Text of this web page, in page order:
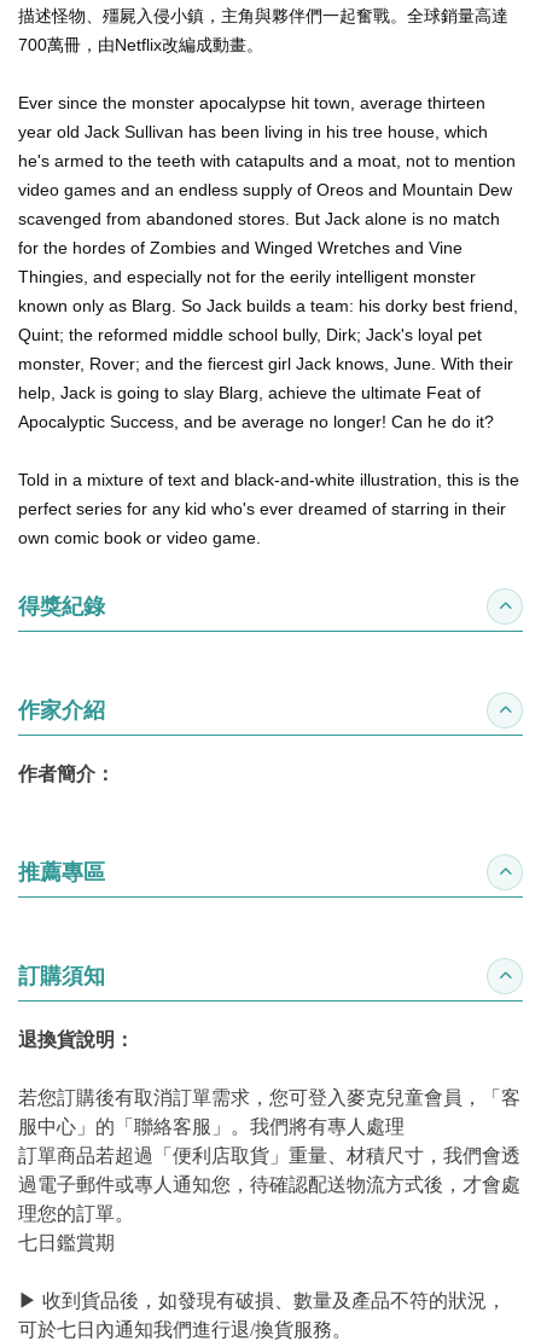
描述怪物、殭屍入侵小鎮，主角與夥伴們一起奮戰。全球銷量高達
700萬冊，由Netflix改編成動畫。
Ever since the monster apocalypse hit town, average thirteen
year old Jack Sullivan has been living in his tree house, which
he's armed to the teeth with catapults and a moat, not to mention
video games and an endless supply of Oreos and Mountain Dew
scavenged from abandoned stores. But Jack alone is no match
for the hordes of Zombies and Winged Wretches and Vine
Thingies, and especially not for the eerily intelligent monster
known only as Blarg . So Jack builds a team: his dorky best friend,
Quint; the reformed middle school bully, Dirk; Jack's loyal pet
monster, Rover; and the fiercest girl Jack knows, June. With their
help, Jack is going to slay Blarg, achieve the ultimate Feat of
Apocalyptic Success, and be average no longer! Can he do it?
Told in a mixture of text and black-and-white illustration, this is the
perfect series for any kid who's ever dreamed of starring in their
own comic book or video game.
得獎紀錄 收合
作家介紹 收合
作者簡介：
推薦專區 收合
訂購須知 收合
退換貨說明：
若您訂購後有取消訂單需求，您可登入麥克兒童會員，「客
服中心」的「聯絡客服」。我們將有專人處理
訂單商品若超過「便利店取貨」重量、材積尺寸，我們會透
過電子郵件或專人通知您，待確認配送物流方式後，才會處
理您的訂單。
七日鑑賞期
▶ 收到貨品後，如發現有破損、數量及產品不符的狀況，
可於七日內通知我們進行退/換貨服務。